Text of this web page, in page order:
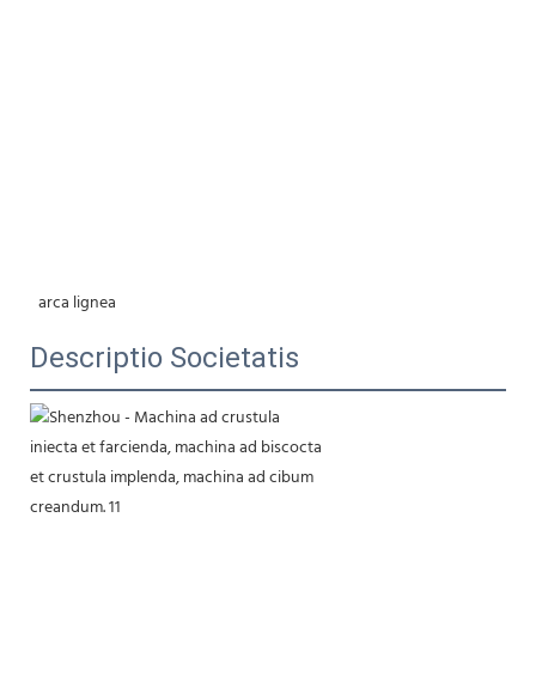
arca lignea
Descriptio Societatis